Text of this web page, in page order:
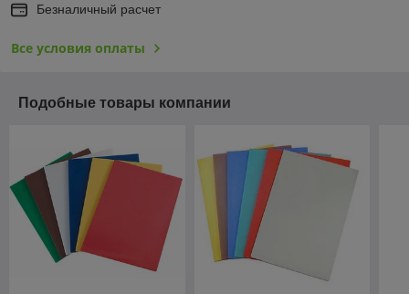
Безналичный расчет
Все условия оплаты
Подобные товары компании